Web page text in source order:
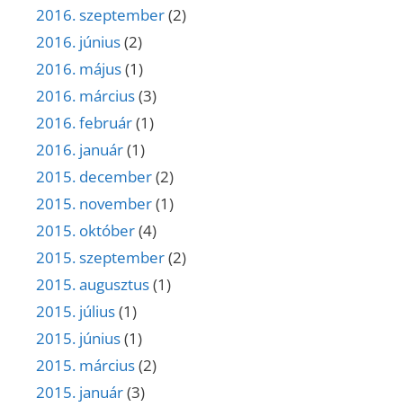
2016. szeptember(2)
2016. június(2)
2016. május(1)
2016. március(3)
2016. február(1)
2016. január(1)
2015. december(2)
2015. november(1)
2015. október(4)
2015. szeptember(2)
2015. augusztus(1)
2015. július(1)
2015. június(1)
2015. március(2)
2015. január(3)